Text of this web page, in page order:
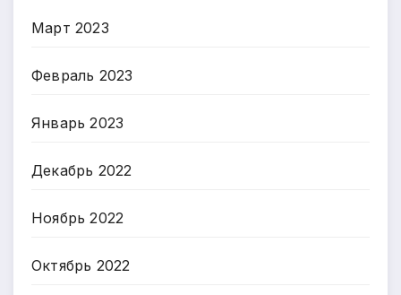
Март 2023
Февраль 2023
Январь 2023
Декабрь 2022
Ноябрь 2022
Октябрь 2022